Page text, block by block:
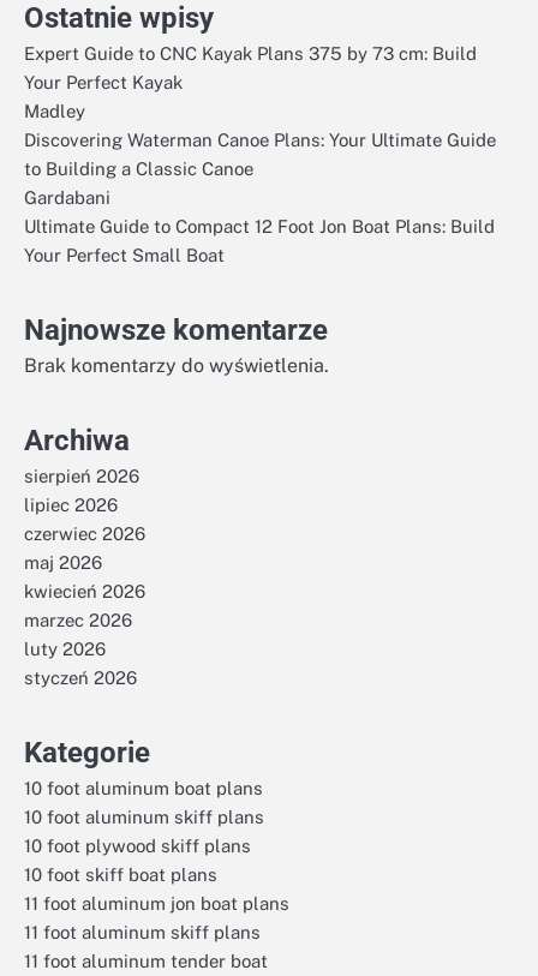
Ostatnie wpisy
Expert Guide to CNC Kayak Plans 375 by 73 cm: Build
Your Perfect Kayak
Madley
Discovering Waterman Canoe Plans: Your Ultimate Guide
to Building a Classic Canoe
Gardabani
Ultimate Guide to Compact 12 Foot Jon Boat Plans: Build
Your Perfect Small Boat
Najnowsze komentarze
Brak komentarzy do wyświetlenia.
Archiwa
sierpień 2026
lipiec 2026
czerwiec 2026
maj 2026
kwiecień 2026
marzec 2026
luty 2026
styczeń 2026
Kategorie
10 foot aluminum boat plans
10 foot aluminum skiff plans
10 foot plywood skiff plans
10 foot skiff boat plans
11 foot aluminum jon boat plans
11 foot aluminum skiff plans
11 foot aluminum tender boat